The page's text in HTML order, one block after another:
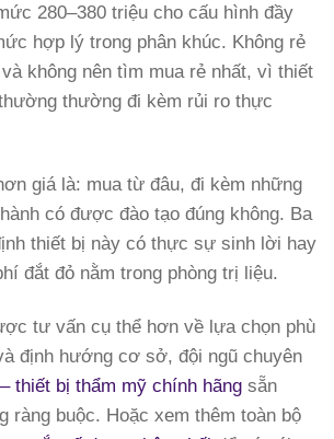
280–380 triệu cho cấu hình đầy
hợp lý trong phân khúc. Không rẻ
không nên tìm mua rẻ nhất, vì thiết
thường đi kèm rủi ro thực
giá là: mua từ đâu, đi kèm những
có được đào tạo đúng không. Ba
thiết bị này có thực sự sinh lời hay
đắt đỏ nằm trong phòng trị liệu.
tư vấn cụ thể hơn về lựa chọn phù
định hướng cơ sở, đội ngũ chuyên
thiết bị thẩm mỹ chính hãng sẵn
ràng buộc. Hoặc xem thêm toàn bộ